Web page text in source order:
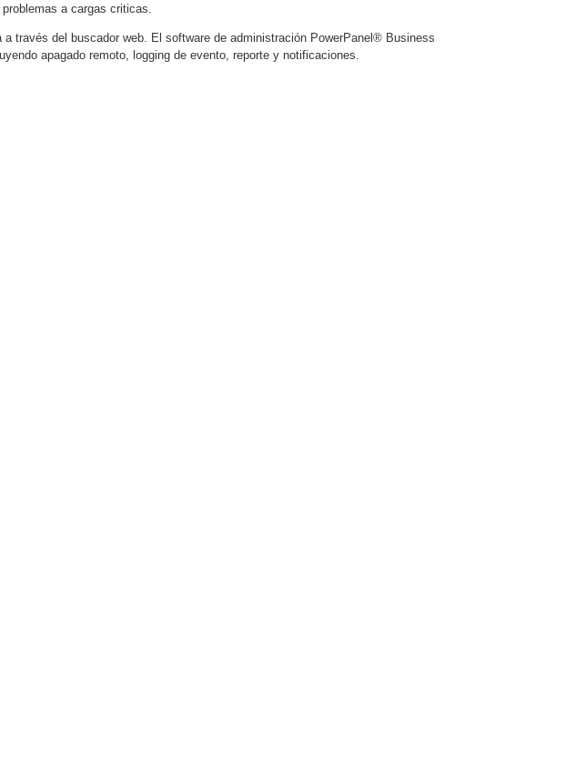
a cargas criticas.
través del buscador web. El software de administración PowerPanel® Business
apagado remoto, logging de evento, reporte y notificaciones.